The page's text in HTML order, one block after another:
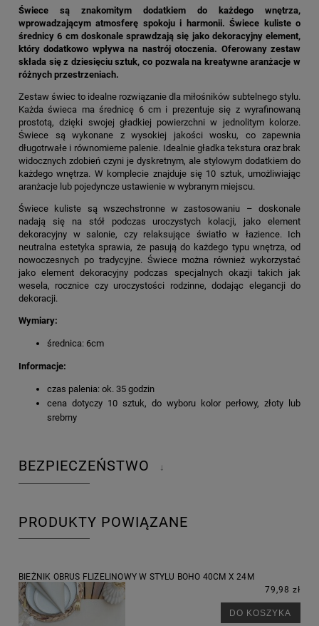
Świece są znakomitym dodatkiem do każdego wnętrza,
wprowadzającym atmosferę spokoju i harmonii. Świece kuliste o
średnicy 6 cm doskonale sprawdzają się jako dekoracyjny element,
który dodatkowo wpływa na nastrój otoczenia. Oferowany zestaw
składa się z dziesięciu sztuk, co pozwala na kreatywne aranżacje w
różnych przestrzeniach.
Zestaw świec to idealne rozwiązanie dla miłośników subtelnego stylu.
Każda świeca ma średnicę 6 cm i prezentuje się z wyrafinowaną
prostotą, dzięki swojej gładkiej powierzchni w jednolitym kolorze.
Świece są wykonane z wysokiej jakości wosku, co zapewnia
długotrwałe i równomierne palenie. Idealnie gładka tekstura oraz brak
widocznych zdobień czyni je dyskretnym, ale stylowym dodatkiem do
każdego wnętrza. W komplecie znajduje się 10 sztuk, umożliwiając
aranżacje lub pojedyncze ustawienie w wybranym miejscu.
Świece kuliste są wszechstronne w zastosowaniu – doskonale
nadają się na stół podczas uroczystych kolacji, jako element
dekoracyjny w salonie, czy relaksujące światło w łazience. Ich
neutralna estetyka sprawia, że pasują do każdego typu wnętrza, od
nowoczesnych po tradycyjne. Świece można również wykorzystać
jako element dekoracyjny podczas specjalnych okazji takich jak
wesela, rocznice czy uroczystości rodzinne, dodając elegancji do
dekoracji.
Wymiary:
średnica: 6cm
Informacje:
czas palenia: ok. 35 godzin
cena dotyczy 10 sztuk, do wyboru kolor perłowy, złoty lub
srebrny
BEZPIECZEŃSTWO ↓
PRODUKTY POWIĄZANE
BIEŻNIK OBRUS FLIZELINOWY W STYLU BOHO 40CM X 24M
79,98 zł
DO KOSZYKA